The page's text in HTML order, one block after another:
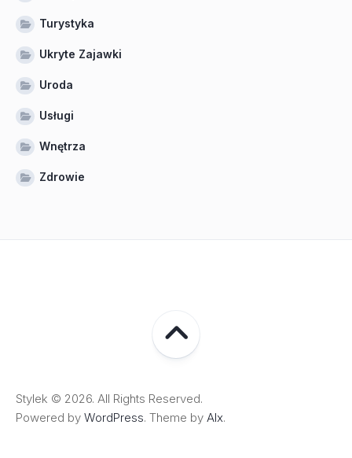
Turystyka
Ukryte Zajawki
Uroda
Usługi
Wnętrza
Zdrowie
Stylek © 2026. All Rights Reserved.
Powered by WordPress. Theme by Alx.